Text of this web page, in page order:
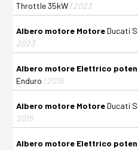
Throttle 35kW | 2023
Albero motore Motore Ducati
2023
Albero motore Elettrico
Enduro | 2015
Albero motore Motore Ducati
2015
Albero motore Elettrico